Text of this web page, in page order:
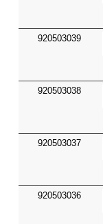
920503039
920503038
920503037
920503036